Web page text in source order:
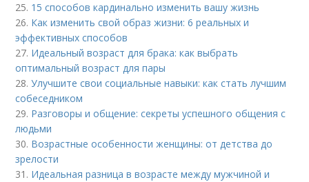
25. 15 способов кардинально изменить вашу жизнь
26. Как изменить свой образ жизни: 6 реальных и
эффективных способов
27. Идеальный возраст для брака: как выбрать
оптимальный возраст для пары
28.Улучшите свои социальные навыки: как стать лучшим
собеседником
29. Разговоры и общение: секреты успешного общения с
людьми
30. Возрастные особенности женщины: от детства до
зрелости
31. Идеальная разница в возрасте между мужчиной и